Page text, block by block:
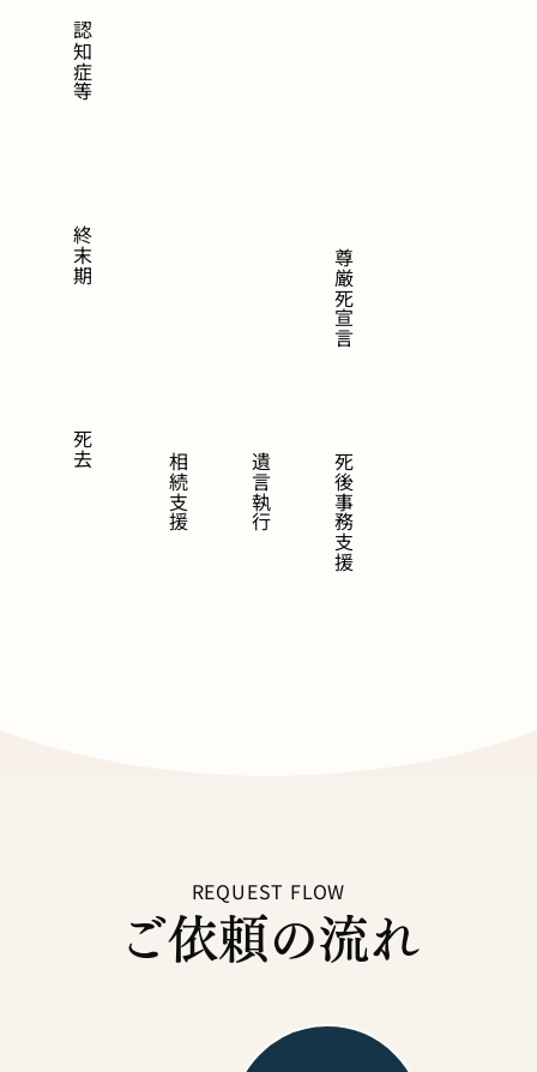
認知症等
終末期
死去
尊厳死宣言
遺言執行 死後事務支援
相続支援
REQUEST FLOW
ご依頼の流れ